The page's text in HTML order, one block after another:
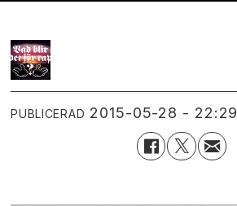
PUBLICERAD 2015-05-28 - 22:29